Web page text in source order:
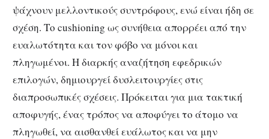
ψάχνουν μελλοντικούς συντρόφους, ενώ είναι ήδη σε
σχέση. Το cushioning ως συνήθεια απορρέει από την
ευαλωτότητα και τον φόβο να μόνοι και
πληγωμένοι. Η διαρκής αναζήτηση εφεδρικών
επιλογών, δημιουργεί δυσλειτουργίες στις
διαπροσωπικές σχέσεις. Πρόκειται για μια τακτική
αποφυγής, ένας τρόπος να αποφύγει το άτομο να
πληγωθεί, να αισθανθεί ευάλωτος και να μην